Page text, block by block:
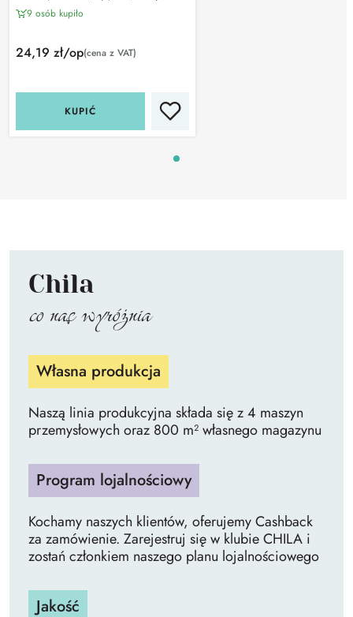
9 osób kupiło
24,19 zł/op(cena z VAT)
KUPIĆ
Chila
co nas wyróżnia
Własna produkcja
Naszą linia produkcyjna składa się z 4 maszyn
przemysłowych oraz 800 m² własnego magazynu
Program lojalnościowy
Kochamy naszych klientów, oferujemy Cashback
za zamówienie. Zarejestruj się w klubie CHILA i
zostań członkiem naszego planu lojalnościowego
Jakość